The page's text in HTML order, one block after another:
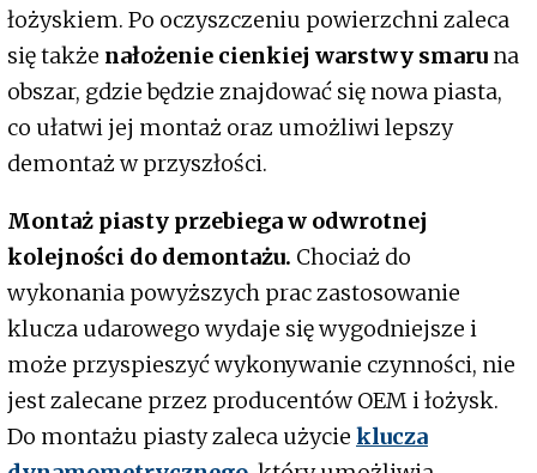
łożyskiem. Po oczyszczeniu powierzchni zaleca
się także nałożenie cienkiej warstwy smaru na
obszar, gdzie będzie znajdować się nowa piasta,
co ułatwi jej montaż oraz umożliwi lepszy
demontaż w przyszłości.
Montaż piasty przebiega w odwrotnej
kolejności do demontażu. Chociaż do
wykonania powyższych prac zastosowanie
klucza udarowego wydaje się wygodniejsze i
może przyspieszyć wykonywanie czynności, nie
jest zalecane przez producentów OEM i łożysk.
Do montażu piasty zaleca użycie klucza